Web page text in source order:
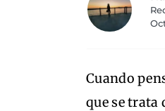
Cuando
que se trata